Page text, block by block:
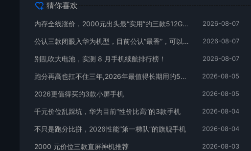
猜你喜欢
内存全线涨价，2000元出头最“实用”的三款512GB手机 2026-08-07
公认三款闭眼入华为机型，目前公认“最香”，可以流畅用四年 2026-08-07
别乱吹大电池，实测 8 月手机续航排行榜！ 2026-08-07
跑分再高也扛不住三年,2026年最值得长期用的5款手机 2026-08-05
2026更值得买的3款小屏手机 2026-08-05
千元价位乱踩坑，华为目前“性价比高”的3款手机 2026-08-04
不只是跑分比拼，2026性能“第一梯队”的旗舰手机 2026-08-04
2000 元价位三款直屏神机推荐 2026-08-03